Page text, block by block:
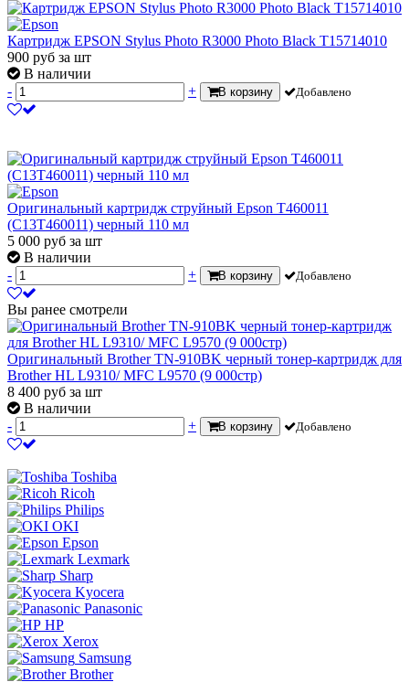
Картридж EPSON Stylus Photo R3000 Photo Black T15714010
900 руб за шт
В наличии
-
+ В корзину Добавлено
Оригинальный картридж струйный Epson T460011
(C13T460011) черный 110 мл
5 000 руб за шт
В наличии
-
+ В корзину Добавлено
Вы ранее смотрели
Оригинальный Brother TN-910BK черный тонер-картридж для
Brother HL L9310/ MFC L9570 (9 000стр)
8 400 руб за шт
В наличии
-
+ В корзину Добавлено
Toshiba
Ricoh
Philips
OKI
Epson
Lexmark
Sharp
Kyocera
Panasonic
HP
Xerox
Samsung
Brother